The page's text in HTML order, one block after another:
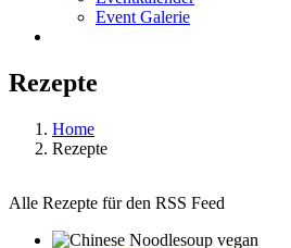
Event Galerie
Rezepte
Home
Rezepte
Alle Rezepte für den RSS Feed